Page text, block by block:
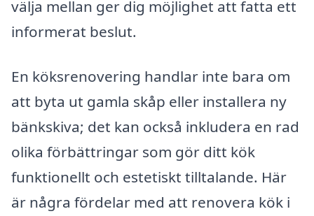
välja mellan ger dig möjlighet att fatta ett
informerat beslut.
En köksrenovering handlar inte bara om
att byta ut gamla skåp eller installera ny
bänkskiva; det kan också inkludera en rad
olika förbättringar som gör ditt kök
funktionellt och estetiskt tilltalande. Här
är några fördelar med att renovera kök i